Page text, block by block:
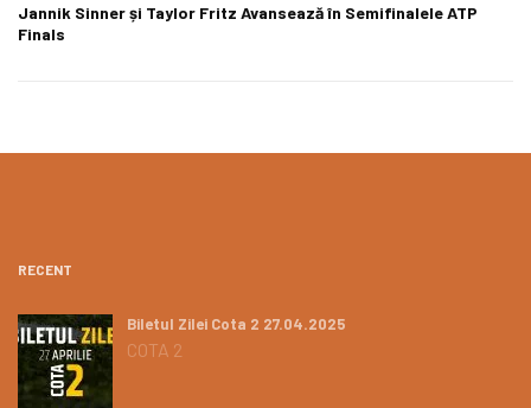
Jannik Sinner și Taylor Fritz Avansează în Semifinalele ATP
Finals
RECENT
Biletul Zilei Cota 2 27.04.2025
COTA 2